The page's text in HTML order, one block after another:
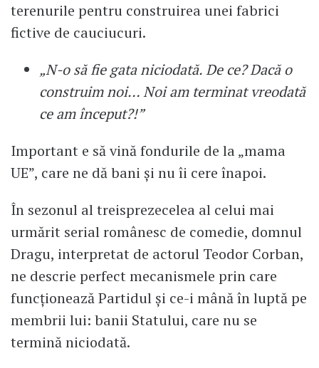
terenurile pentru construirea unei fabrici
fictive de cauciucuri.
„N-o să fie gata niciodată. De ce? Dacă o
construim noi… Noi am terminat vreodată
ce am început?!”
Important e să vină fondurile de la „mama
UE”, care ne dă bani și nu îi cere înapoi.
În sezonul al treisprezecelea al celui mai
urmărit serial românesc de comedie, domnul
Dragu, interpretat de actorul Teodor Corban,
ne descrie perfect mecanismele prin care
funcționează Partidul și ce-i mână în luptă pe
membrii lui: banii Statului, care nu se
termină niciodată.